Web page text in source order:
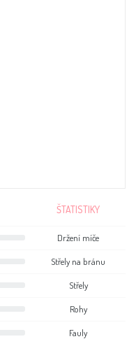
ŠTATISTIKY
Držení míče
Střely na bránu
Střely
Rohy
Fauly